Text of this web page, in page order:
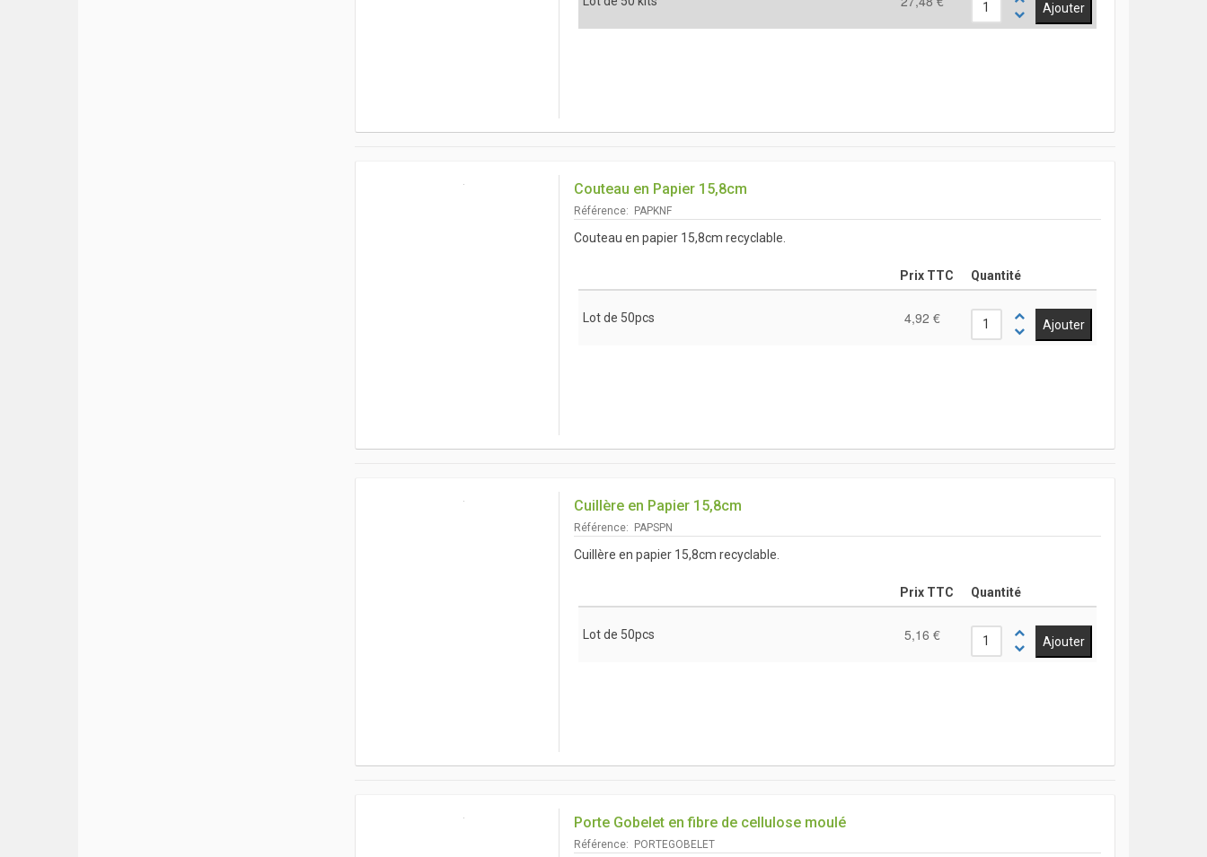
Couteau en Papier 15,8cm
Référence: PAPKNF
Couteau en papier 15,8cm recyclable.
Prix TTC Quantité
Lot de 50pcs 4,92 €
Cuillère en Papier 15,8cm
Référence: PAPSPN
Cuillère en papier 15,8cm recyclable.
Prix TTC Quantité
Lot de 50pcs 5,16 €
Porte Gobelet en fibre de cellulose moulé
Référence: PORTEGOBELET